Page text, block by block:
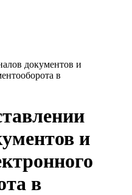
документов и
в
и
в